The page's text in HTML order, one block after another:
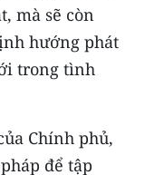
mà sẽ còn
hướng phát
trong tình
Chính phủ,
để tập